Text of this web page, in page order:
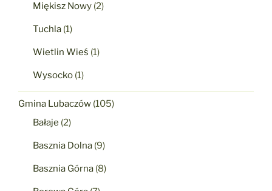
Miękisz Nowy (2)
Tuchla (1)
Wietlin Wieś (1)
Wysocko (1)
Gmina Lubaczów (105)
Bałaje (2)
Basznia Dolna (9)
Basznia Górna (8)